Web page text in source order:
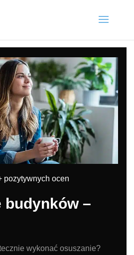
pozytywnych ocen
budynków –
wykonać osuszanie?